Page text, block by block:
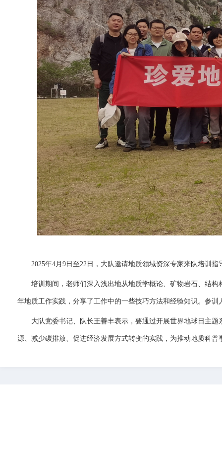
2025年4月9日至22日，大队邀请地质领域资深专家来队培训
培训期间，老师们深入浅出地从地质学概论、矿物岩石、结
年地质工作实践，分享了工作中的一些技巧方法和经验知识。参
大队党委书记、队长王善丰表示，要通过开展世界地球日主
源、减少碳排放、促进经济发展方式转变的实践，为推动地质科